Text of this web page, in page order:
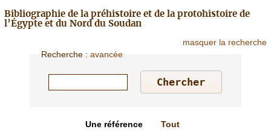
Bibliographie de la préhistoire et de la protohistoire de
l’Égypte et du Nord du Soudan
masquer la recherche
Recherche :avancée
Une référence Tout